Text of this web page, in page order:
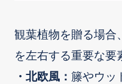
観葉植物を贈る場合
を左右する重要な要
・北欧風： 籐やウッ